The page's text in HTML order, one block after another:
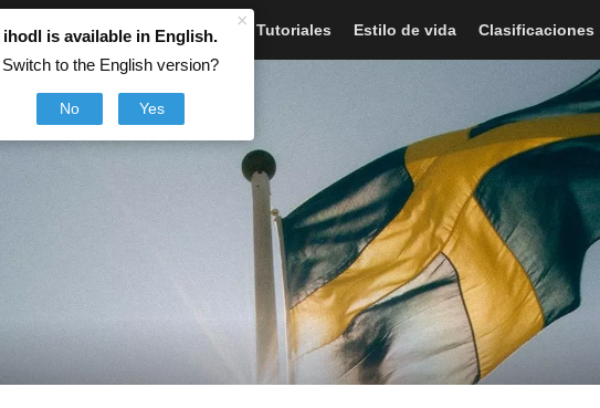
×
ihodl is available in English.
Switch to the English version?
No Yes
Artículos Noticias Tutoriales Estilo de vida Clasificaciones